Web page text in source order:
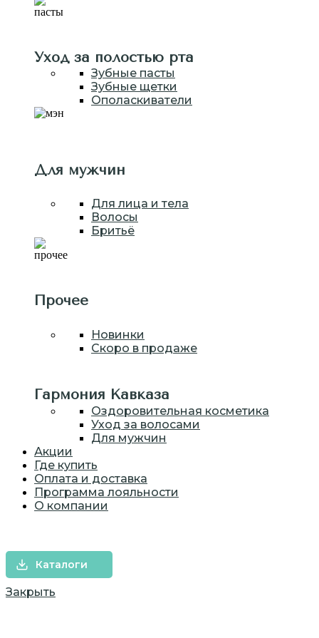
Уход за полостью рта
Зубные пасты
Зубные щетки
Ополаскиватели
Для мужчин
Для лица и тела
Волосы
Бритьё
Прочее
Новинки
Скоро в продаже
Гармония Кавказа
Оздоровительная косметика
Уход за волосами
Для мужчин
Акции
Где купить
Оплата и доставка
Программа лояльности
О компании
Каталоги
Закрыть